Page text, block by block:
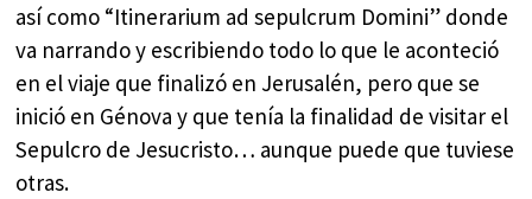
así como “Itinerarium ad sepulcrum Domini” donde
va narrando y escribiendo todo lo que le aconteció
en el viaje que finalizó en Jerusalén, pero que se
inició en Génova y que tenía la finalidad de visitar el
Sepulcro de Jesucristo… aunque puede que tuviese
otras.